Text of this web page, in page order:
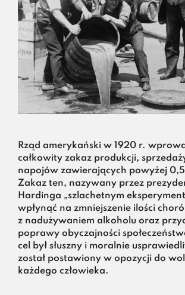
Rząd amerykański w 1920 r.
całkowity zakaz produkcji,
napojów zawierających powyżej
Zakaz ten, nazywany przez
Hardinga „szlachetnym
wpłynąć na zmniejszenie ilości
z nadużywaniem alkoholu oraz
poprawy obyczajności
cel był słuszny i moralnie
został postawiony w opozycji do
każdego człowieka.